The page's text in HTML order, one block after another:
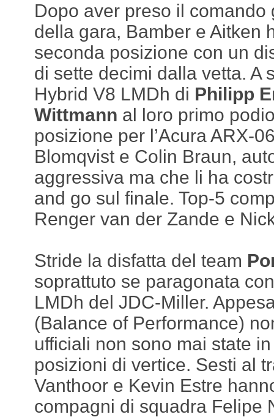
Dopo aver preso il comando
della gara, Bamber e Aitken
seconda posizione con un
di sette decimi dalla vetta. A
Hybrid V8 LMDh di Philipp
Wittmann al loro primo
posizione per l’Acura ARX-
Blomqvist e Colin Braun,
aggressiva ma che li ha
and go sul finale. Top-5
Renger van der Zande e
Stride la disfatta del team
soprattuto se paragonata
LMDh del JDC-Miller.
(Balance of Performance)
ufficiali non sono mai state
posizioni di vertice. Sesti al
Vanthoor e Kevin Estre
compagni di squadra Felipe